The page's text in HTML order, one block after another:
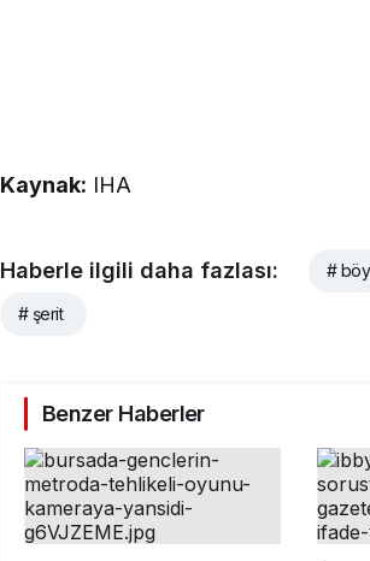
Kaynak: IHA
Haberle ilgili daha fazlası: #
# şerit
Benzer Haberler